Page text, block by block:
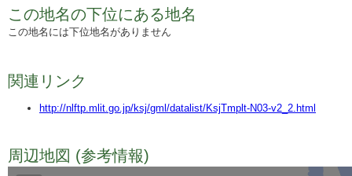
この地名の下位にある地名
この地名には下位地名がありません
関連リンク
http://nlftp.mlit.go.jp/ksj/gml/datalist/KsjTmplt-N03-v2_2.html
周辺地図 (参考情報)